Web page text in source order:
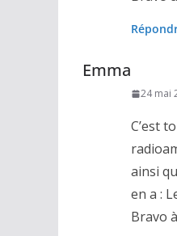
Emma
24 mai
C’est
ainsi
en a :
Bravo